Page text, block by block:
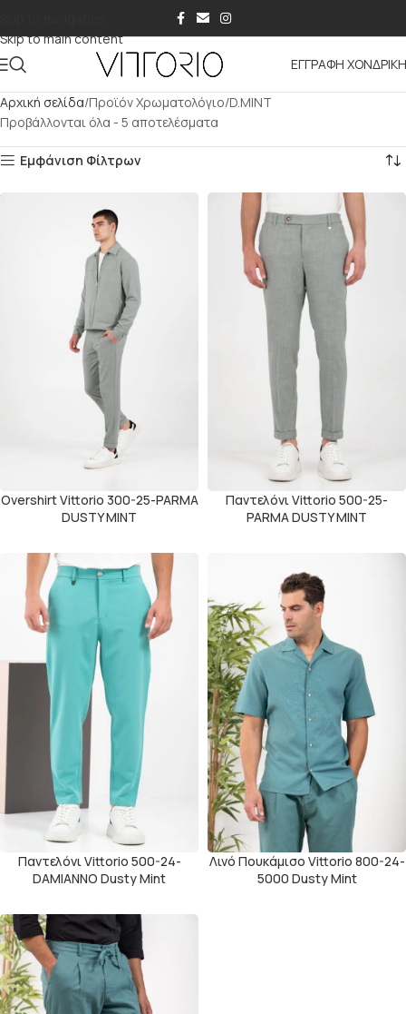
Skip to main content
ΕΓΓΡΑΦΗ
Αρχική σελίδα Προϊόν Χρωματολόγιο D.MINT
Προβάλλονται όλα - 5 αποτελέσματα
Εμφάνιση Φίλτρων
Overshirt Vittorio 300-25-PARMA
DUSTY MINT
Παντελόνι Vittorio 500-25-
PARMA DUSTY MINT
Παντελόνι Vittorio 500-24-
DAMIANNO Dusty Mint
Λινό Πουκάμισο Vittorio 800-24-
5000 Dusty Μint